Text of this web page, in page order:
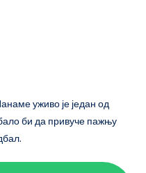
уживо је један од
би да привуче пажњу